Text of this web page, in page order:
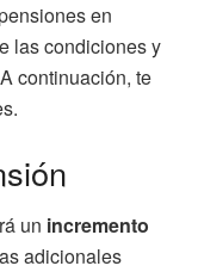
en
las condiciones y
continuación, te
un incremento
adicionales